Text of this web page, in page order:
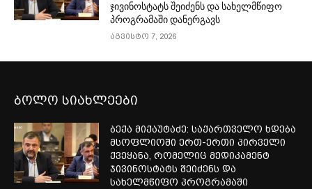
ჯივინოსტატს შეიძენს და სახელმწიფო
პროგრამაში დანერგავს
აგვისტო 7, 2026
ბოლო სიახლეები
ბექა მიქაუტაძე: საქართველო ხდება
მსოფლიოში ერთ-ერთი პირველი
ქვეყანა, რომელიც მედიკამენტ
ჯივინოსტატს შეიძენს და
სახელმწიფო პროგრამაში